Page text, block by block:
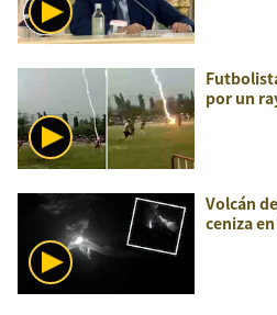
por un
Volcán
ceniza